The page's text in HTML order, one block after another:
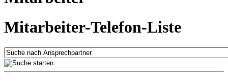
Mitarbeiter-Telefon-Liste